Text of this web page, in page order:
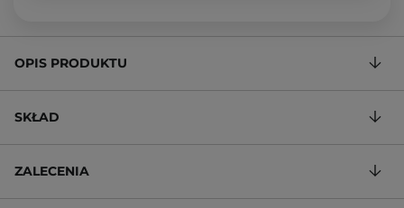
OPIS PRODUKTU
SKŁAD
ZALECENIA